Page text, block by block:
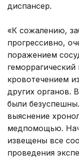
диспансер.
«К сожалению,
прогрессивно,
поражением
кровотечением
других органов.
были
выяснение
медпомощью.
извещены все
проведения